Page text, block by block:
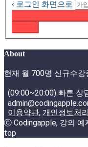
‹ 로그인 화면으로
About
현재 월 700명 신규수강
(09:00~20:00) 빠른 상
이용약관, 개인정보처
ⓒ Codingapple, 강의 예
top